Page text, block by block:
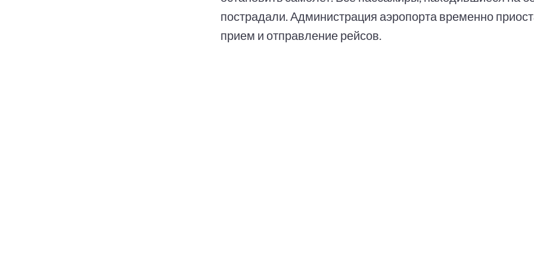
пострадали. Администрация аэропорта временно
прием и отправление рейсов.